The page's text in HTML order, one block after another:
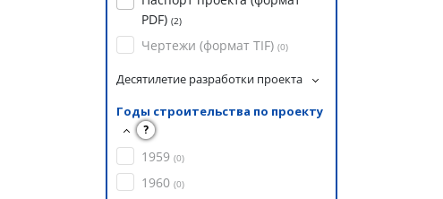
PDF) (2)
Чертежи (формат TIF) (0)
Десятилетие разработки проекта
Годы строительства по проекту
?
1959 (0)
1960 (0)